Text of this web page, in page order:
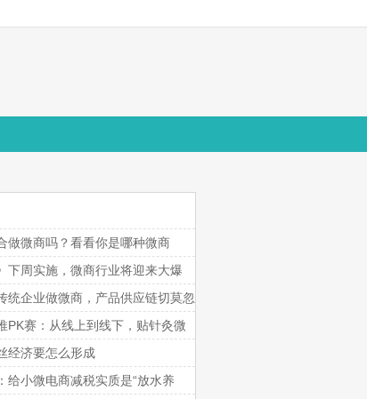
做微商吗？看看你是哪种微商
下周实施，微商行业将迎来大爆
统企业做微商，产品供应链切莫忽
PK赛：从线上到线下，贴针灸微
经济要怎么形成
给小微电商减税实质是“放水养